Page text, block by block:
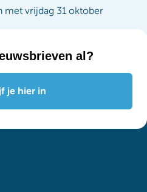
met vrijdag 31 oktober
al?
je hier in